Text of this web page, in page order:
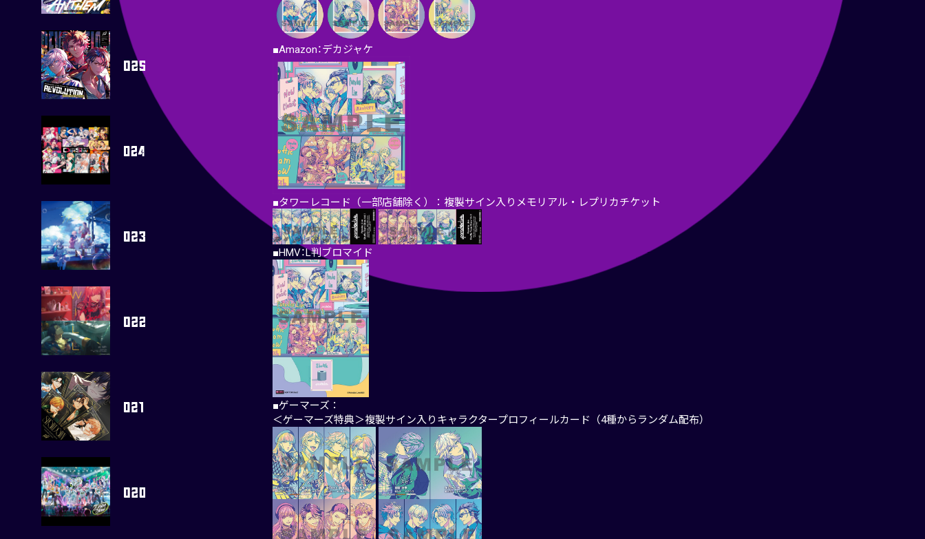
■Amazon：デカジャケ
■タワーレコード（一部店舗除く）：複製サイン入りメモリアル・レプリカチケット
■HMV：L判ブロマイド
■ゲーマーズ：
＜ゲーマーズ特典＞複製サイン入りキャラクタープロフィールカード（4種からランダム配布）